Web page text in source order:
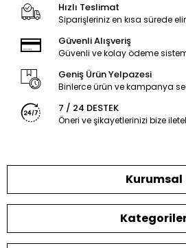
Hızlı Teslimat
Siparişleriniz en kısa sürede
Güvenli Alışveriş
Güvenli ve kolay ödeme
Geniş Ürün Yelpazesi
Binlerce ürün ve kampanya
7 / 24 DESTEK
Öneri ve şikayetlerinizi bize
Kurumsal